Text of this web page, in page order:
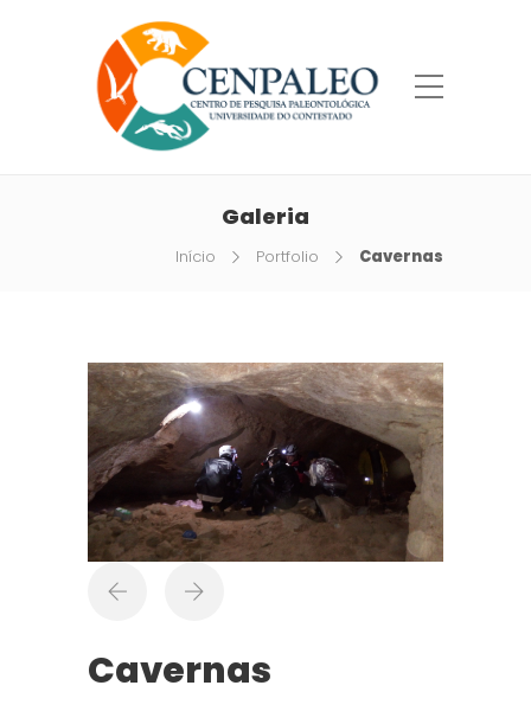
Galeria
Início Portfolio Cavernas
Cavernas